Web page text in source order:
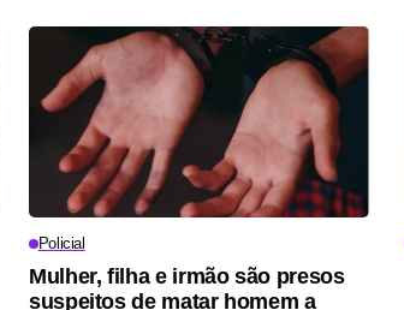
Policial
Mulher, filha e irmão são presos
suspeitos de matar homem a